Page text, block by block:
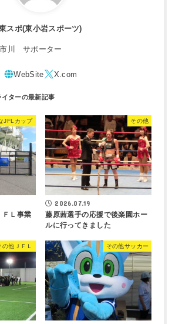
スポ(東小岩スポーツ)
川 サポーター
JFLカップ
ＦＬ事業
その他
2026.07.19
藤原茜選手の応援で後楽園ホー
ルに行ってきました
他ＪＦＬ その他サッカー